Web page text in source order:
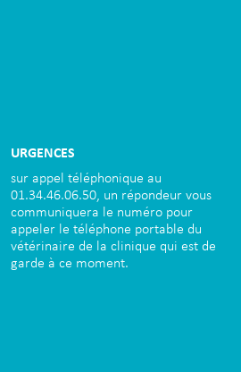
URGENCES
sur appel téléphonique au
01.34.46.06.50, un répondeur vous
communiquera le numéro pour
appeler le téléphone portable du
vétérinaire de la clinique qui est de
garde à ce moment.